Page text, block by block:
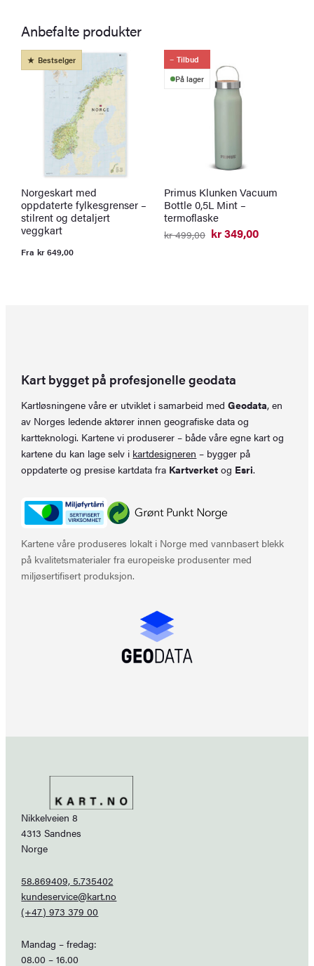
Anbefalte produkter
Bestselger
Norgeskart med
oppdaterte fylkesgrenser –
stilrent og detaljert
veggkart
Fra kr649,00
Tilbud
På lager
Primus Klunken Vacuum
Bottle 0,5L Mint –
termoflaske
kr499,00
Opprinnelig
kr349,00
Nåværende
Kart bygget på profesjonelle geodata
Kartløsningene våre er utviklet i samarbeid medGeodata, en
av Norges ledende aktører innen geografiske data og
kartteknologi. Kartene vi produserer – både våre egne kart og
kartene du kan lage selv i kartdesigneren – bygger på
oppdaterte og presise kartdata fra Kartverket og Esri.
Kartene våre produseres lokalt i Norge med vannbasert blekk
på kvalitetsmaterialer fra europeiske produsenter med
miljøsertifisert produksjon.
Nikkelveien 8
4313 Sandnes
Norge
58.869409, 5.735402
kundeservice@kart.no
(+47) 973 379 00
Mandag – fredag:
08.00 – 16.00